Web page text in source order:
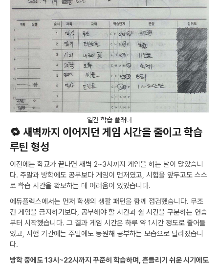
일간 학습 플래너
🔁 새벽까지 이어지던 게임 시간을 줄이고 학습
루틴 형성
이전에는 학교가 끝나면 새벽 2~3시까지 게임을 하는 날이 많았습니
다. 주말과 방학에도 공부보다 게임이 먼저였고, 시험을 앞두고도 스스
로 학습 시간을 확보하는 데 어려움이 있었습니다.
에듀플렉스에서는 먼저 학생의 생활 패턴을 함께 점검했습니다. 무조
건 게임을 금지하기보다, 공부해야 할 시간과 쉴 시간을 구분하는 연습
부터 시작했습니다. 그 결과 게임 시간은 하루 약 1시간 정도로 줄어들
었고, 시험 기간에는 주말에도 등원해 공부하는 모습으로 달라졌습니
다.
방학 중에도 13시~22시까지 꾸준히 학습하며, 흔들리기 쉬운 시기에도